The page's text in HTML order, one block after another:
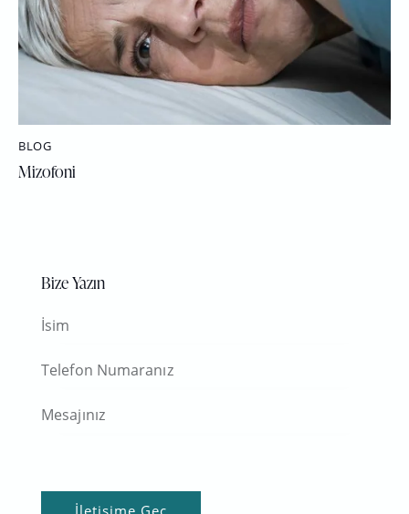
BLOG
Mizofoni
Bize Yazın